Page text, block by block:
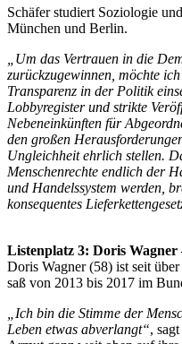
Schäfer studiert Soziologie
München und Berlin.
„Um das Vertrauen in die
zurückzugewinnen, möchte
Transparenz in der Politik
Lobbyregister und strikte
Nebeneinkünften für
den großen
Ungleichheit ehrlich stellen.
Menschenrechte endlich der
und Handelssystem werden,
konsequentes
Listenplatz 3: Doris
Doris Wagner (58) ist seit
saß von 2013 bis 2017 im
„Ich bin die Stimme der
Leben etwas abverlangt“,